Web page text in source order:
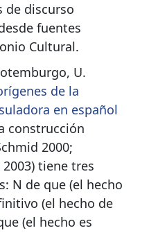
de discurso
fuentes
Cultural.
U.
de la
en español
construcción
2000;
tiene tres
N de que (el hecho
(el hecho de
(el hecho es